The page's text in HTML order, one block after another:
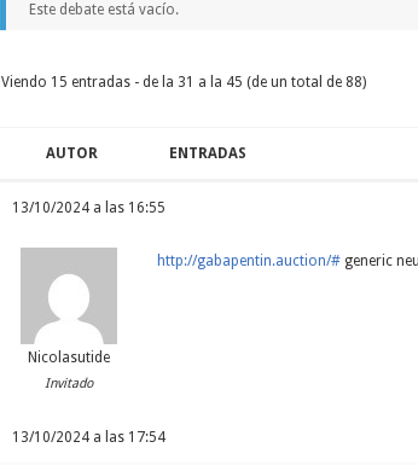
Este debate está vacío.
Viendo 15 entradas - de la 31 a la 45 (de un total de 88)
AUTOR ENTRADAS
13/10/2024 a las 16:55
Nicolasutide
Invitado
http://gabapentin.auction/#generic
13/10/2024 a las 17:54